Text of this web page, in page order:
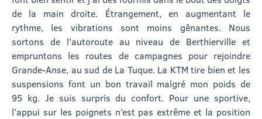
de la main droite. Étrangement, en augmentant le
rythme, les vibrations sont moins gênantes. Nous
sortons de l’autoroute au niveau de Berthierville et
empruntons les routes de campagnes pour rejoindre
Grande-Anse, au sud de La Tuque. La KTM tire bien et les
suspensions font un bon travail malgré mon poids de
95 kg. Je suis surpris du confort. Pour une sportive,
l’appui sur les poignets n’est pas extrême et la position